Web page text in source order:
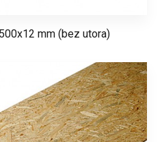
mm (bez utora)